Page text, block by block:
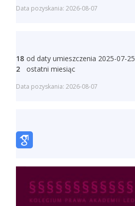
Data pozyskania: 2026-08-07
18 od daty umieszczenia 2025-07-25
2
ostatni miesiąc
Data pozyskania: 2026-08-07